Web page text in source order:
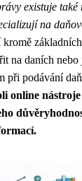
existuje
na
na daních
při podávání
online